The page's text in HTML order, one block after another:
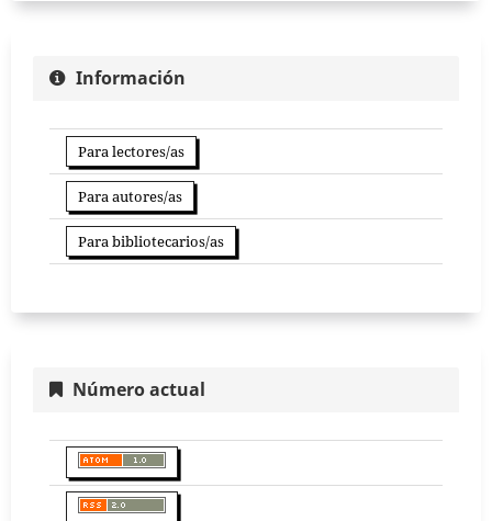
Información
Para lectores/as
Para autores/as
Para bibliotecarios/as
Número actual